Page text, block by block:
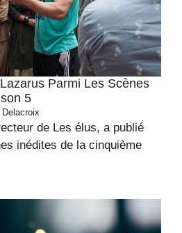
Parmi Les Scènes
5
de Les élus, a publié
inédites de la cinquième